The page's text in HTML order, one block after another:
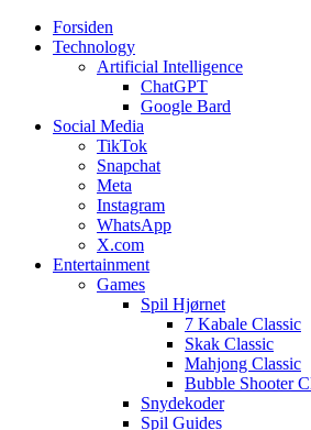
Web3zero.dk
Web3zero.dk
Forsiden
Technology
Artificial Intelligence
ChatGPT
Google Bard
Social Media
TikTok
Snapchat
Meta
Instagram
WhatsApp
X.com
Entertainment
Games
Spil Hjørnet
7 Kabale Classic
Skak Classic
Mahjong Classic
Bubble Shooter
Snydekoder
Spil Guides